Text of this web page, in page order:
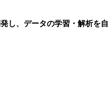
し、データの学習・解析を自